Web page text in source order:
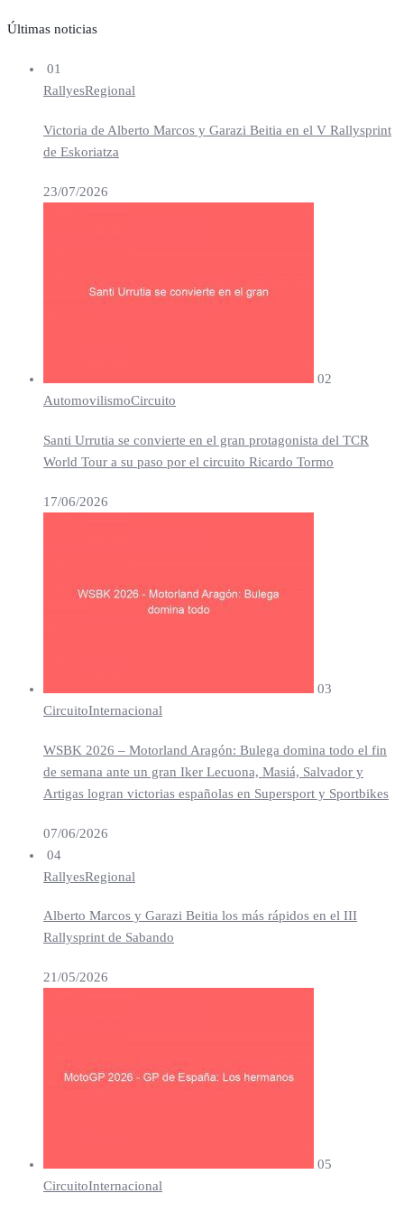
Últimas noticias
01
RallyesRegional
Victoria de Alberto Marcos y Garazi Beitia en el V Rallysprint
de Eskoriatza
23/07/2026
02
AutomovilismoCircuito
Santi Urrutia se convierte en el gran protagonista del TCR
World Tour a su paso por el circuito Ricardo Tormo
17/06/2026
03
CircuitoInternacional
WSBK 2026 – Motorland Aragón: Bulega domina todo el fin
de semana ante un gran Iker Lecuona, Masiá, Salvador y
Artigas logran victorias españolas en Supersport y Sportbikes
07/06/2026
04
RallyesRegional
Alberto Marcos y Garazi Beitia los más rápidos en el III
Rallysprint de Sabando
21/05/2026
05
CircuitoInternacional